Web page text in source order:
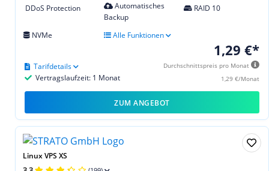
DDoS Protection
Automatisches
Backup
RAID 10
NVMe Alle Funktionen
1,29 €*
Durchschnittspreis pro Monat
1,29 €/Monat
Vertragslaufzeit: 1 Monat
Tarifdetails
ZUM ANGEBOT
Linux VPS XS